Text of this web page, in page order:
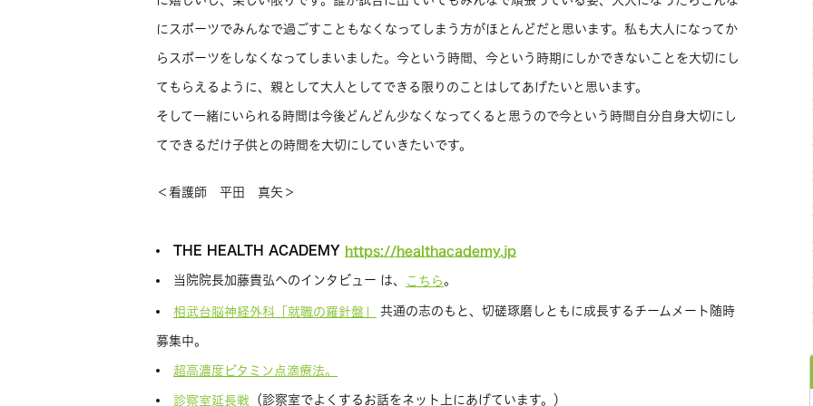
にスポーツでみんなで過ごすこともなくなってしまう方がほとんどだと思います。私も大人になってか
らスポーツをしなくなってしまいました。今という時間、今という時期にしかできないことを大切にし
てもらえるように、親として大人としてできる限りのことはしてあげたいと思います。
そして一緒にいられる時間は今後どんどん少なくなってくると思うので今という時間自分自身大切にし
てできるだけ子供との時間を大切にしていきたいです。
＜看護師 平田 真矢＞
THE HEALTH ACADEMY https://healthacademy.jp
当院院長加藤貴弘へのインタビュー は、 こちら 。
相武台脳神経外科「就職の羅針盤」 共通の志のもと、切磋琢磨しともに成長するチームメート随時
募集中。
超高濃度ビタミン点滴療法。
診察室延長戦 （診察室でよくするお話をネット上にあげています。）